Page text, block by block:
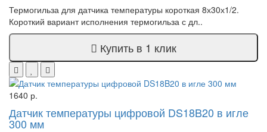
Термогильза для датчика температуры короткая 8х30х1/2.
Короткий вариант исполнения термогильза с дл..
Купить в 1 клик
1640 р.
Датчик температуры цифровой DS18B20 в игле
300 мм